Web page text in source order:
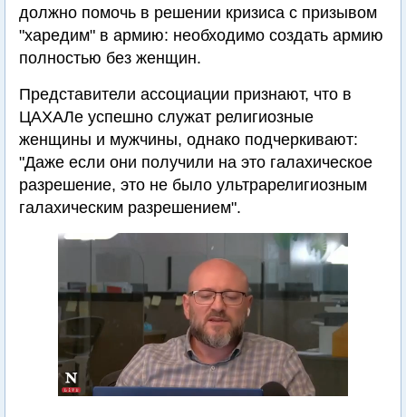
должно помочь в решении кризиса с призывом
"харедим" в армию: необходимо создать армию
полностью без женщин.
Представители ассоциации признают, что в
ЦАХАЛе успешно служат религиозные
женщины и мужчины, однако подчеркивают:
"Даже если они получили на это галахическое
разрешение, это не было ультрарелигиозным
галахическим разрешением".